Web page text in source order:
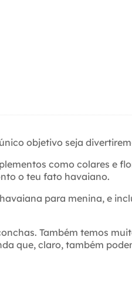
objetivo seja
como colares e
o teu fato havaiano.
para menina, e
Também temos
que, claro, também